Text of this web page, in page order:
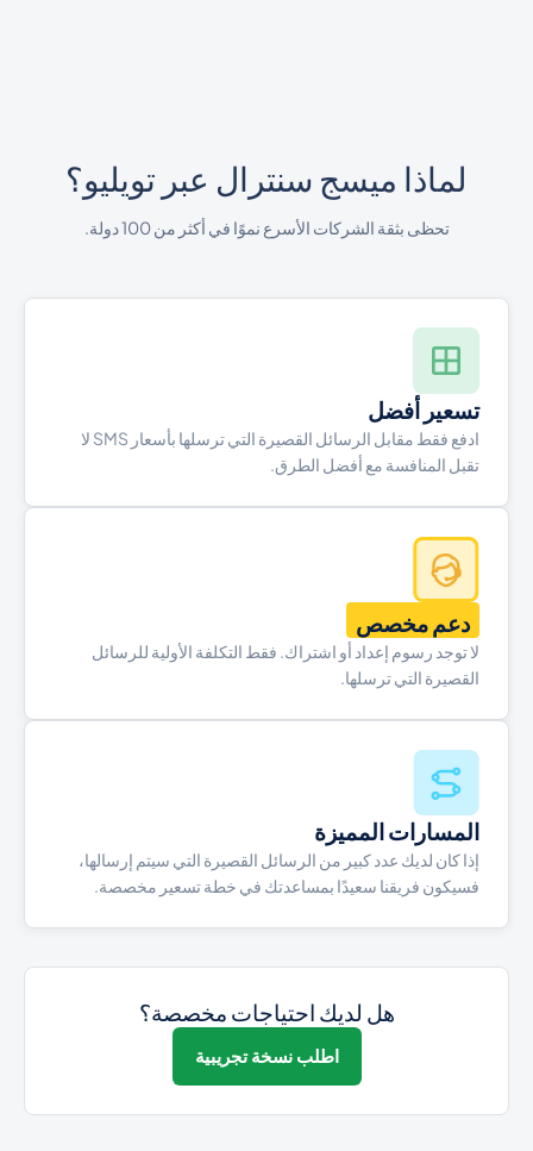
لماذا ميسج سنترال عبر تويليو؟
تحظى بثقة الشركات الأسرع نموًا في أكثر من 100 دولة.
تسعير أفضل
ادفع فقط مقابل الرسائل القصيرة التي ترسلها بأسعار SMS لا
تقبل المنافسة مع أفضل الطرق.
دعم مخصص
لا توجد رسوم إعداد أو اشتراك. فقط التكلفة الأولية للرسائل
القصيرة التي ترسلها.
المسارات المميزة
إذا كان لديك عدد كبير من الرسائل القصيرة التي سيتم إرسالها،
فسيكون فريقنا سعيدًا بمساعدتك في خطة تسعير مخصصة.
هل لديك احتياجات مخصصة؟
اطلب نسخة تجريبية